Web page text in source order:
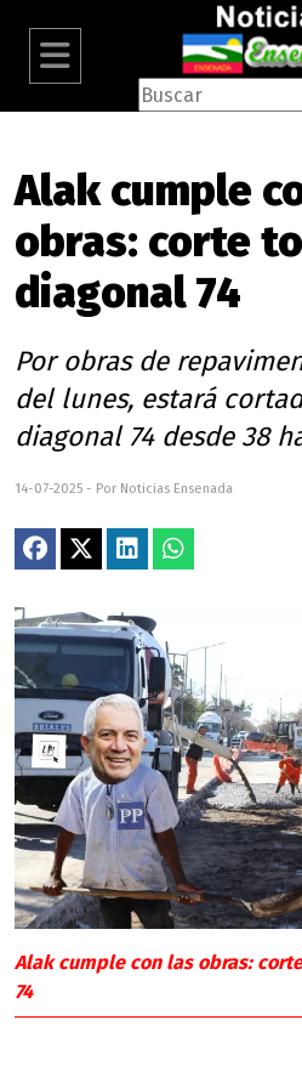
Alak cumple
obras: corte
diagonal 74
Por obras de
del lunes, estará
diagonal 74 desde 38
14-07-2025 - Por Noticias Ensenada
Alak cumple con las obras:
74